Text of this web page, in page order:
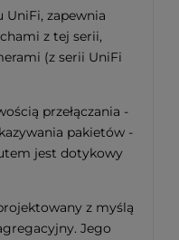
zapewnia
z tej serii,
(z serii UniFi
przełączania -
pakietów -
jest dotykowy
z myślą
Jego